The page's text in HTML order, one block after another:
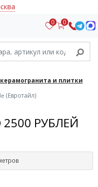
0 0
и плитки
(Евротайл)
РУБЛЕЙ